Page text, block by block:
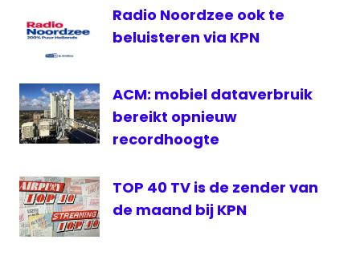
PVV
Radio Noordzee ook te
beluisteren via KPN
ACM: mobiel dataverbruik
bereikt opnieuw
recordhoogte
TOP 40 TV is de zender van
de maand bij KPN